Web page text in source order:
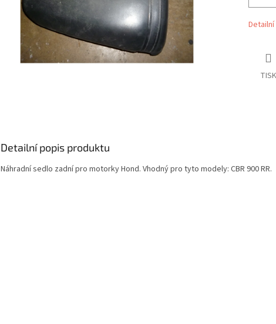
TISK
Detailní popis produktu
Náhradní sedlo zadní pro motorky Hond. Vhodný pro tyto modely: CBR 900 RR.